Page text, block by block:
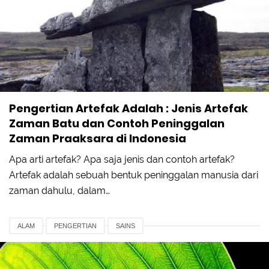
Pengertian Artefak Adalah : Jenis Artefak
Zaman Batu dan Contoh Peninggalan
Zaman Praaksara di Indonesia
Apa arti artefak? Apa saja jenis dan contoh artefak?
Artefak adalah sebuah bentuk peninggalan manusia dari
zaman dahulu, dalam…
ALAM PENGERTIAN SAINS